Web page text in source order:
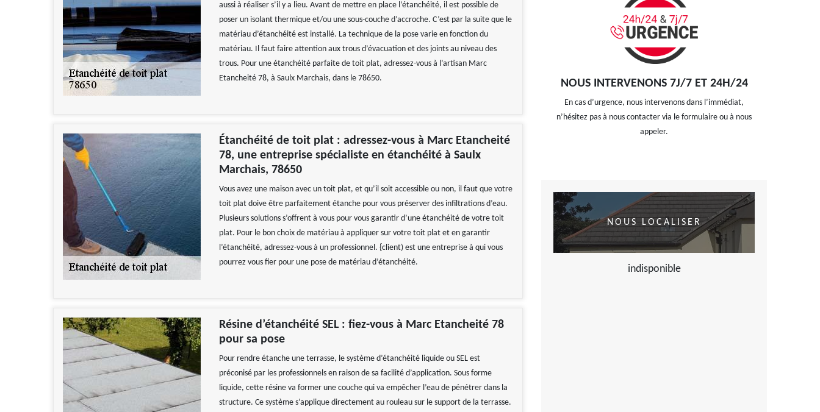
aussi à réaliser s’il y a lieu. Avant de mettre en place l’étanchéité, il est possible de
poser un isolant thermique et/ou une sous-couche d’accroche. C’est par la suite que le
matériau d’étanchéité est installé. La technique de la pose varie en fonction du
matériau. Il faut faire attention aux trous d’évacuation et des joints au niveau des
trous. Pour une étanchéité parfaite de toit plat, adressez-vous à l’artisan Marc
Etancheité 78, à Saulx Marchais, dans le 78650.
Étanchéité de toit plat : adressez-vous à Marc Etancheité
78, une entreprise spécialiste en étanchéité à Saulx
Marchais, 78650
Vous avez une maison avec un toit plat, et qu’il soit accessible ou non, il faut que votre
toit plat doive être parfaitement étanche pour vous préserver des infiltrations d’eau.
Plusieurs solutions s’offrent à vous pour vous garantir d’une étanchéité de votre toit
plat. Pour le bon choix de matériau à appliquer sur votre toit plat et en garantir
l’étanchéité, adressez-vous à un professionnel. {client) est une entreprise à qui vous
pourrez vous fier pour une pose de matériau d’étanchéité.
Résine d’étanchéité SEL : fiez-vous à Marc Etancheité 78
pour sa pose
Pour rendre étanche une terrasse, le système d’étanchéité liquide ou SEL est
préconisé par les professionnels en raison de sa facilité d’application. Sous forme
liquide, cette résine va former une couche qui va empêcher l’eau de pénétrer dans la
structure. Ce système s’applique directement au rouleau sur le support de la terrasse.
NOUS INTERVENONS 7J/7 ET 24H/24
En cas d’urgence, nous intervenons dans l’immédiat,
n’hésitez pas à nous contacter via le formulaire ou à nous
appeler.
NOUS LOCALISER
indisponible